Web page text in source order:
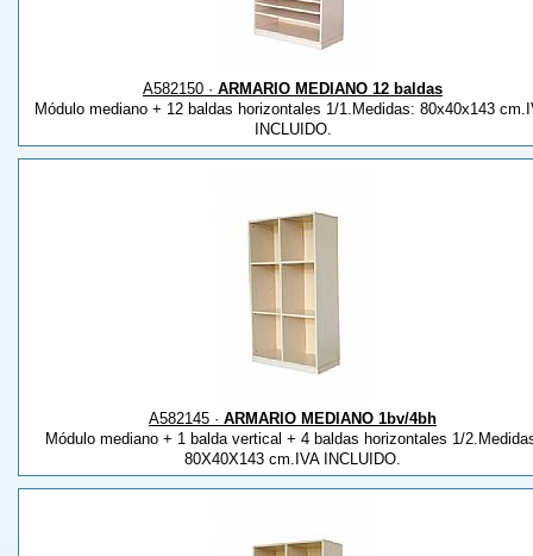
A582150 · ARMARIO MEDIANO 12 baldas
Módulo mediano + 12 baldas horizontales 1/1.Medidas: 80x40x143
INCLUIDO.
A582145 · ARMARIO MEDIANO 1bv/4bh
Módulo mediano + 1 balda vertical + 4 baldas horizontales 1/
80X40X143 cm.IVA INCLUIDO.